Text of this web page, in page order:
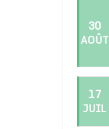
30
AOÛT
17
JUIL